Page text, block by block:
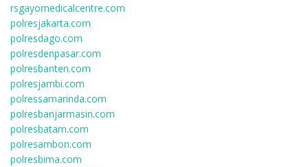
rsgayomedicalcentre.com
polresjakarta.com
polresdago.com
polresdenpasar.com
polresbanten.com
polresjambi.com
polressamarinda.com
polresbanjarmasin.com
polresbatam.com
polresambon.com
polresbima.com